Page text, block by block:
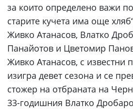
за които определено важи
старите кучета има още
Живко Атанасов, Влатко
Панайотов и Цветомир
Живко Атанасов, с известни
изигра девет сезона и се
стожер на отбраната на
33-годишния Влатко